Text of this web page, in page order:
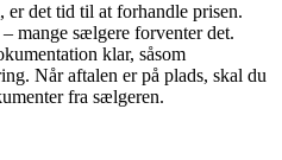
det tid til at forhandle prisen.
mange sælgere forventer det.
klar, såsom
Når aftalen er på plads, skal du
fra sælgeren.